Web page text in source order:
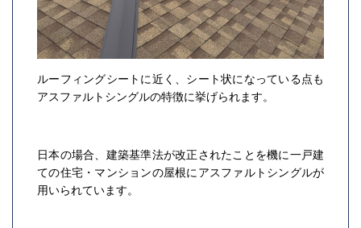
ルーフィングシートに近く、シート状になっている点も
アスファルトシングルの特徴に挙げられます。
日本の場合、建築基準法が改正されたことを機に一戸建
ての住宅・マンションの屋根にアスファルトシングルが
用いられています。